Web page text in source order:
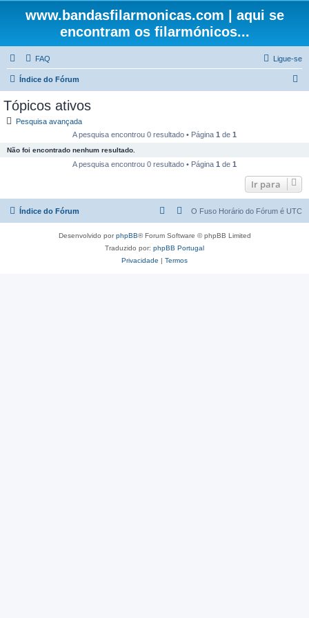
www.bandasfilarmonicas.com | aqui se
encontram os filarmónicos...
FAQ Ligue-se
Índice do Fórum
s
r
Tópicos ativos
Pesquisa avançada
A pesquisa encontrou 0 resultado • Página 1 de 1
Não foi encontrado nenhum resultado.
A pesquisa encontrou 0 resultado • Página 1 de 1
Ir para
Índice do Fórum O Fuso Horário do Fórum é UTC
Desenvolvido porphpBB® Forum Software © phpBB Limited
Traduzido por: phpBB Portugal
Privacidade | Termos